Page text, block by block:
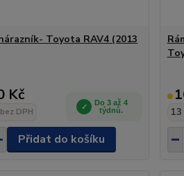
Toyota RAV4 (2013
Kč
bez DPH
Do 3 až 4
týdnů.
Přidat do košíku